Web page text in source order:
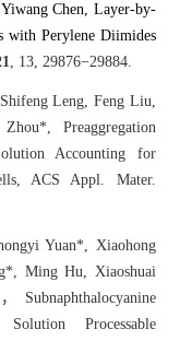
Chen, Layer-by-
with Perylene Diimides
, 13, 29876−29884.
Leng, Feng Liu,
Preaggregation
Accounting for
ACS Appl. Mater.
Yuan*, Xiaohong
Ming Hu, Xiaoshuai
Processable